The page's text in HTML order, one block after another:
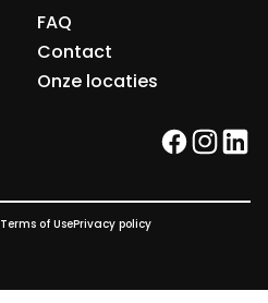
FAQ
Contact
Onze locaties
facebook
Terms of UsePrivacy policy